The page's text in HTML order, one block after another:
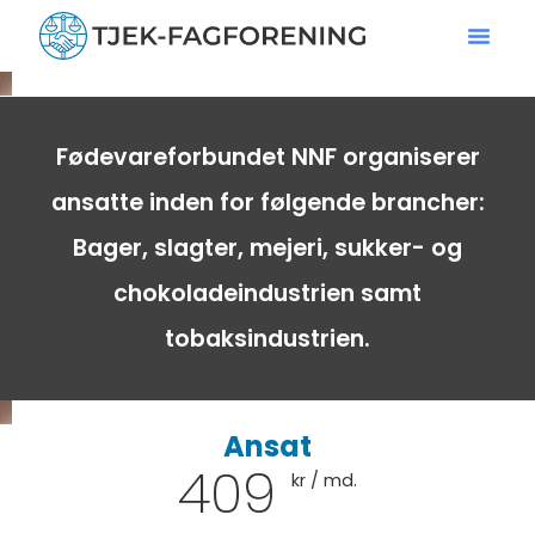
Fødevareforbundet NNF organiserer
ansatte inden for følgende brancher:
Bager, slagter, mejeri, sukker- og
chokoladeindustrien samt
tobaksindustrien.
Ansat
409 kr / md.